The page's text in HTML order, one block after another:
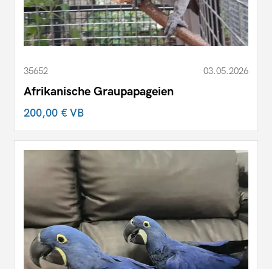
35652 03.05.2026
Afrikanische Graupapageien
200,00 €VB